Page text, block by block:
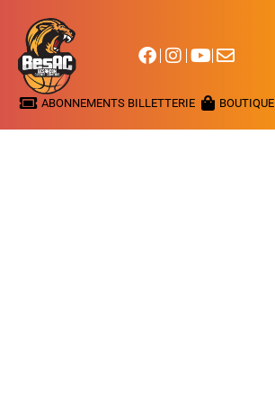
ABONNEMENTS BILLETTERIE BOUTIQUE